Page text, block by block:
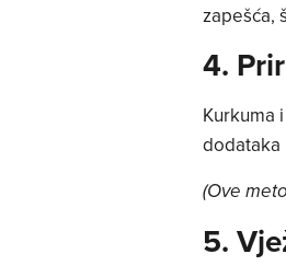
zapešća,
4.
Kurkuma
dodataka
(Ove
5.